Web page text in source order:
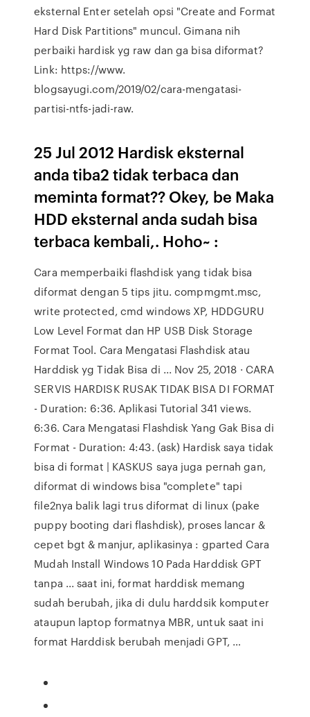
eksternal Enter setelah opsi "Create and Format
Hard Disk Partitions" muncul. Gimana nih
perbaiki hardisk yg raw dan ga bisa diformat?
Link: https://www.
blogsayugi.com/2019/02/cara-mengatasi-
partisi-ntfs-jadi-raw.
25 Jul 2012 Hardisk eksternal
anda tiba2 tidak terbaca dan
meminta format?? Okey, be Maka
HDD eksternal anda sudah bisa
terbaca kembali,. Hoho~ :
Cara memperbaiki flashdisk yang tidak bisa
diformat dengan 5 tips jitu. compmgmt.msc,
write protected, cmd windows XP, HDDGURU
Low Level Format dan HP USB Disk Storage
Format Tool. Cara Mengatasi Flashdisk atau
Harddisk yg Tidak Bisa di ... Nov 25, 2018 · CARA
SERVIS HARDISK RUSAK TIDAK BISA DI FORMAT
- Duration: 6:36. Aplikasi Tutorial 341 views.
6:36. Cara Mengatasi Flashdisk Yang Gak Bisa di
Format - Duration: 4:43. (ask) Hardisk saya tidak
bisa di format | KASKUS saya juga pernah gan,
diformat di windows bisa "complete" tapi
file2nya balik lagi trus diformat di linux (pake
puppy booting dari flashdisk), proses lancar &
cepet bgt & manjur, aplikasinya : gparted Cara
Mudah Install Windows 10 Pada Harddisk GPT
tanpa ... saat ini, format harddisk memang
sudah berubah, jika di dulu harddsik komputer
ataupun laptop formatnya MBR, untuk saat ini
format Harddisk berubah menjadi GPT, …